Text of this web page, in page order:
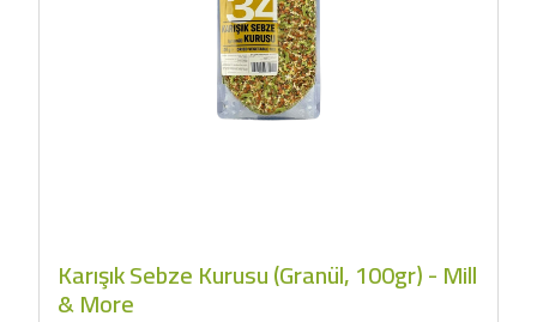
Karışık Sebze Kurusu (Granül, 100gr) - Mill
& More